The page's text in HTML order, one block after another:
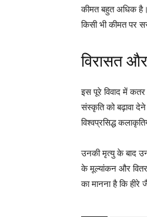
कीमत बहुत अधिक है।
किसी भी कीमत पर
विरासत और
इस पूरे विवाद में
संस्कृति को बढ़ावा
विश्वप्रसिद्ध
उनकी मृत्यु के बाद
के मूल्यांकन और
का मानना है कि हीरे